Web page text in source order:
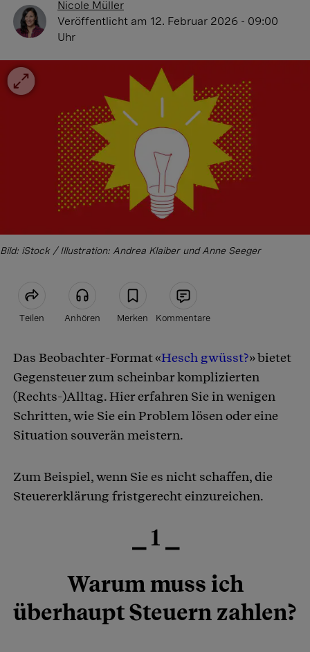
Nicole Müller
Veröffentlicht am 12. Februar 2026 - 09:00
Uhr
Bild: iStock / Illustration: Andrea Klaiber und Anne Seeger
Teilen Anhören Merken Kommentare
Artikel teilen
Das Beobachter-Format «Hesch gwüsst?» bietet
Gegensteuer zum scheinbar komplizierten
(Rechts-)Alltag. Hier erfahren Sie in wenigen
Schritten, wie Sie ein Problem lösen oder eine
Situation souverän meistern.
Zum Beispiel, wenn Sie es nicht schaffen, die
Steuererklärung fristgerecht einzureichen.
⎯ 1 ⎯
Warum muss ich
überhaupt Steuern zahlen?